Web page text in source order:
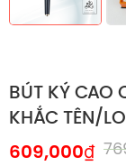
BÚT KÝ CAO
KHẮC TÊN/
609,000₫